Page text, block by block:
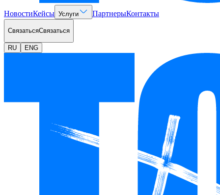
НовостиКейсы Услуги ПартнерыКонтакты
СвязатьсяСвязаться
RU ENG